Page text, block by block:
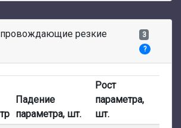
резкие
3
?
Падение
параметра, шт.
Рост
параметра,
шт.